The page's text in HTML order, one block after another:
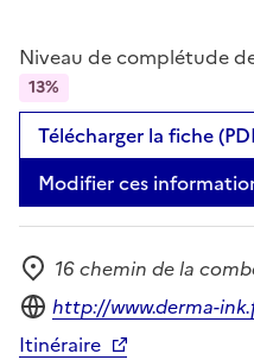
Niveau de complétude
13%
Télécharger la fiche
Modifier ces
Adresse
16 chemin de la
Site internet
http://www.derma-
Itinéraire